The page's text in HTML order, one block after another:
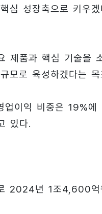
심 성장축으로 키우
제품과 핵심 기술을
모로 육성하겠다는
이익 비중은 19%에
있다.
2024년 1조4,600